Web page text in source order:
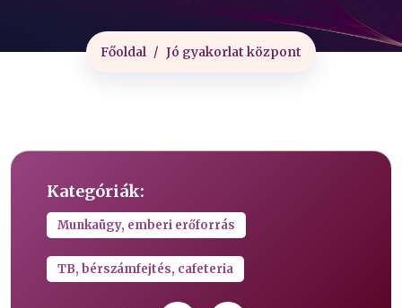
Főoldal Jó gyakorlat központ
Kategóriák:
Munkaügy, emberi erőforrás
TB, bérszámfejtés, cafeteria